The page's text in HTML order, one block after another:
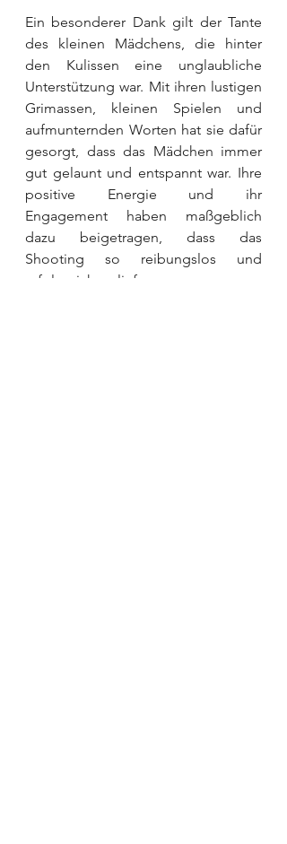
Ein besonderer Dank gilt der Tante
des kleinen Mädchens, die hinter
den Kulissen eine unglaubliche
Unterstützung war. Mit ihren lustigen
Grimassen, kleinen Spielen und
aufmunternden Worten hat sie dafür
gesorgt, dass das Mädchen immer
gut gelaunt und entspannt war. Ihre
positive Energie und ihr
Engagement haben maßgeblich
dazu beigetragen, dass das
Shooting so reibungslos und
erfolgreich verlief.